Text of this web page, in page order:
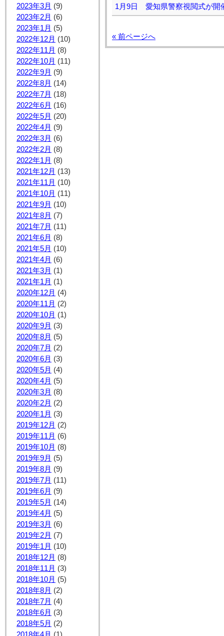
2023年3月 (9)
2023年2月 (6)
2023年1月 (5)
2022年12月 (10)
2022年11月 (8)
2022年10月 (11)
2022年9月 (9)
2022年8月 (14)
2022年7月 (18)
2022年6月 (16)
2022年5月 (20)
2022年4月 (9)
2022年3月 (6)
2022年2月 (8)
2022年1月 (8)
2021年12月 (13)
2021年11月 (10)
2021年10月 (11)
2021年9月 (10)
2021年8月 (7)
2021年7月 (11)
2021年6月 (8)
2021年5月 (10)
2021年4月 (6)
2021年3月 (1)
2021年1月 (1)
2020年12月 (4)
2020年11月 (2)
2020年10月 (1)
2020年9月 (3)
2020年8月 (5)
2020年7月 (2)
2020年6月 (3)
2020年5月 (4)
2020年4月 (5)
2020年3月 (8)
2020年2月 (2)
2020年1月 (3)
2019年12月 (2)
2019年11月 (6)
2019年10月 (8)
2019年9月 (5)
2019年8月 (9)
2019年7月 (11)
2019年6月 (9)
2019年5月 (14)
2019年4月 (5)
2019年3月 (6)
2019年2月 (7)
2019年1月 (10)
2018年12月 (8)
2018年11月 (3)
2018年10月 (5)
2018年8月 (2)
2018年7月 (4)
2018年6月 (3)
2018年5月 (2)
1月9日 愛知県警察視閲式が開
« 前ページへ